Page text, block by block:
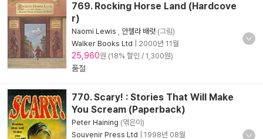
769. Rocking Horse Land (Hardcove
r)
Naomi Lewis 안젤라 배럿 (그림)
Walker Books Ltd
2000년 11월
25,960원 (18% 할인 / 1,300원)
품절
770. Scary! : Stories That Will Make
You Scream (Paperback)
Peter Haining (엮은이)
Souvenir Press Ltd
1998년 08월